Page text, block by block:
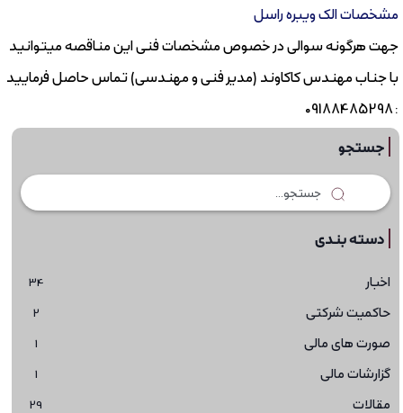
مشخصات الک ویبره راسل
جهت هرگونه سوالی در خصوص مشخصات فنی این مناقصه میتوانید
با جناب مهندس کاکاوند (مدیر فنی و مهندسی) تماس حاصل فرمایید
: 09188485298
جستجو
دسته بندی
اخبار 34
حاکمیت شرکتی 2
صورت های مالی 1
گزارشات مالی 1
مقالات 29